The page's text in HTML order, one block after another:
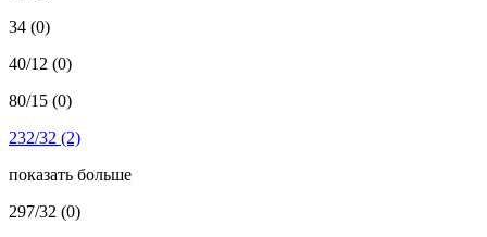
34 (0)
40/12 (0)
80/15 (0)
232/32 (2)
показать больше
297/32 (0)